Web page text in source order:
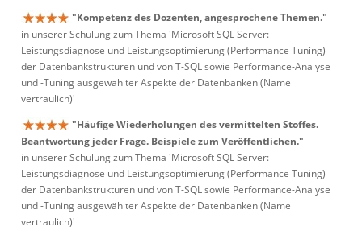
"Kompetenz des Dozenten, angesprochene Themen."
in unserer Schulung zum Thema 'Microsoft SQL Server:
Leistungsdiagnose und Leistungsoptimierung (Performance Tuning)
der Datenbankstrukturen und von T-SQL sowie Performance-Analyse
und -Tuning ausgewählter Aspekte der Datenbanken (Name
vertraulich)'
"Häufige Wiederholungen des vermittelten Stoffes.
Beantwortung jeder Frage. Beispiele zum Veröffentlichen."
in unserer Schulung zum Thema 'Microsoft SQL Server:
Leistungsdiagnose und Leistungsoptimierung (Performance Tuning)
der Datenbankstrukturen und von T-SQL sowie Performance-Analyse
und -Tuning ausgewählter Aspekte der Datenbanken (Name
vertraulich)'